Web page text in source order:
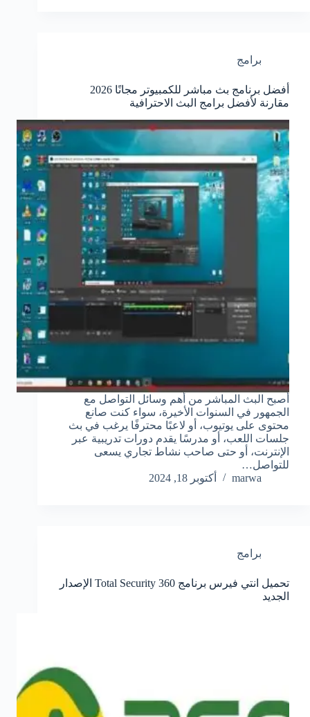
برامج
أفضل برنامج بث مباشر للكمبيوتر مجانًا 2026
مقارنة لأفضل برامج البث الاحترافية
أصبح البث المباشر من أهم وسائل التواصل مع
الجمهور في السنوات الأخيرة، سواء كنت صانع
محتوى على يوتيوب، أو لاعبًا محترفًا يرغب في بث
جلسات اللعب، أو مدرسًا يقدم دورات تدريبية عبر
الإنترنت، أو حتى صاحب نشاط تجاري يسعى
للتواصل…
marwa
أكتوبر 18, 2024
برامج
تحميل انتي فيرس برنامج 360 Total Security الإصدار
الجديد